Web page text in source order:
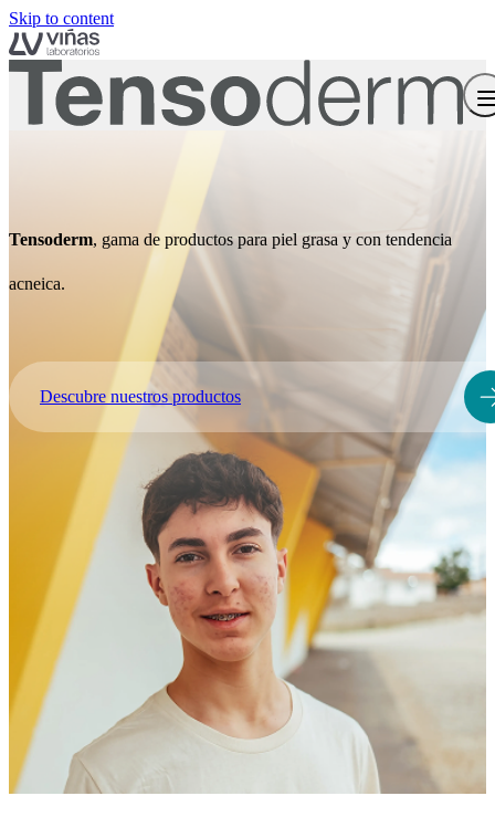
Skip to content
Tensoderm, gama de productos para piel grasa y con tendencia
acneica.
Descubre nuestros productos